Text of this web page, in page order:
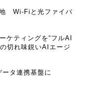
Wi-Fiと光ファイバ
ケティングを“フルAI
切れ味鋭いAIエージ
タ連携基盤に